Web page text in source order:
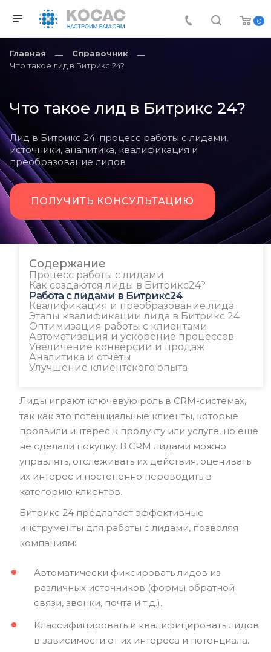
0
Главная
Справочник
Что такое лид в Битрикс 24?
Что такое лид в Битрикс 24?
Лид в Битрикс 24: процесс работы с лидами,
источники, аналитика, квалификация и
преобразование лидов
ПОЛУЧИТЬ КОНСУЛЬТАЦИЮ
Лиды играют ключевую роль в CRM-системах,
так как это потенциальные клиенты, которые
проявили интерес к продукту или услуге, но ещё
не сделали покупку. В CRM лидами можно
управлять, отслеживать их действия, оценивать
их интерес и постепенно переводить в
категорию клиентов.
Битрикс 24 предлагает эффективные
инструменты для работы с лидами, позволяя
компаниям:
Автоматически фиксировать лидов из
различных источников (формы обратной
связи, звонки, почта и т.д.).
Классифицировать и квалифицировать лидов
в зависимости от их интереса и потенциала.
Содержание
Процесс работы с лидами
Как создаются лиды в Битрикс24?
Работа с лидами в Битрикс24
Квалификация и преобразование лида
Этапы квалификации лида в Битрикс 24
Оптимизация работы с клиентами
Автоматизация и ускорение процессов
Увеличение конверсии и продаж
Аналитика и отчёты
Улучшение клиентского опыта